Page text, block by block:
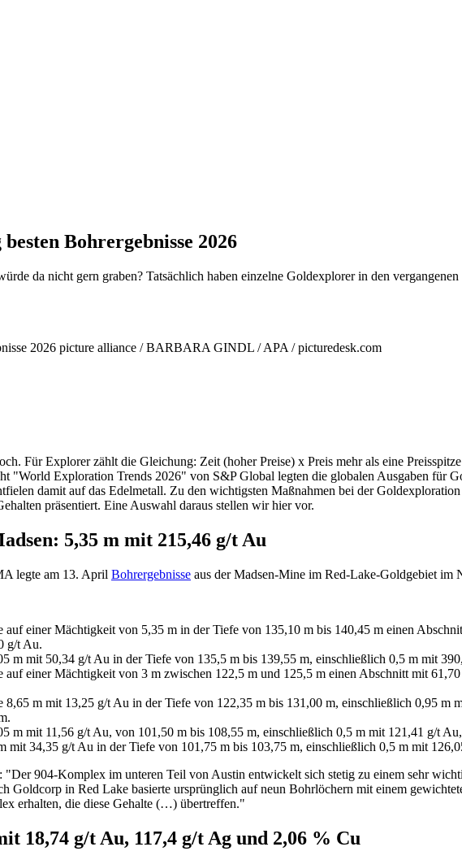
Bohrergebnisse 2026
da nicht gern graben? Tatsächlich haben einzelne Goldexplorer in den
picture alliance / BARBARA GINDL / APA / picturedesk.com
Für Explorer zählt die Gleichung: Zeit (hoher Preise) x Preis mehr als eine
"World Exploration Trends 2026" von S&P Global legten die globalen Ausgaben für
damit auf das Edelmetall. Zu den wichtigsten Maßnahmen bei der
präsentiert. Eine Auswahl daraus stellen wir hier vor.
5,35 m mit 215,46 g/t Au
legte am 13. April Bohrergebnisse aus der Madsen-Mine im Red-Lake-Goldgebiet im
einer Mächtigkeit von 5,35 m in der Tiefe von 135,10 m bis 140,45 m einen
g/t Au.
m mit 50,34 g/t Au in der Tiefe von 135,5 m bis 139,55 m, einschließlich 0,5 m mit
einer Mächtigkeit von 3 m zwischen 122,5 m und 125,5 m einen Abschnitt mit
m mit 13,25 g/t Au in der Tiefe von 122,35 m bis 131,00 m, einschließlich 0,95 m
m mit 11,56 g/t Au, von 101,50 m bis 108,55 m, einschließlich 0,5 m mit 121,41 g/t
34,35 g/t Au in der Tiefe von 101,75 m bis 103,75 m, einschließlich 0,5 m mit
904-Komplex im unteren Teil von Austin entwickelt sich stetig zu einem sehr
Goldcorp in Red Lake basierte ursprünglich auf neun Bohrlöchern mit einem
erhalten, die diese Gehalte (…) übertreffen."
18,74 g/t Au, 117,4 g/t Ag und 2,06 % Cu